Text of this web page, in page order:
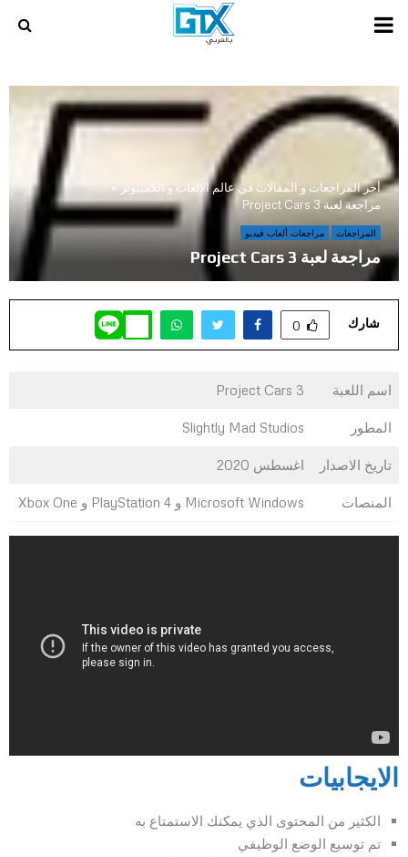
PRIMARY
أخر المراجعات و المقالات في عالم الالعاب و الكمبيوتر »
مراجعة لعبة Project Cars 3
المراجعات مراجعات ألعاب فيديو
مراجعة لعبة Project Cars 3
شارك 0
اسم اللعبة Project Cars 3
المطور Slightly Mad Studios
تاريخ الاصدار اغسطس 2020
المنصات Microsoft Windows و PlayStation 4 و Xbox One
الايجابيات
الكثير من المحتوى الذي يمكنك الاستمتاع به
تم توسيع الوضع الوظيفي